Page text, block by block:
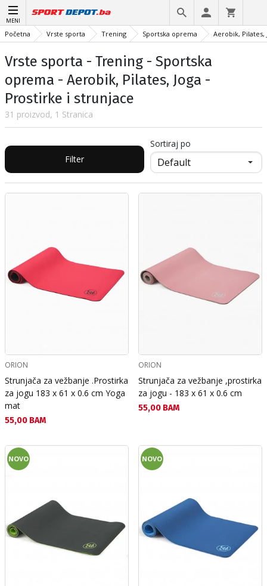
MENI
Početna Vrste sporta Trening Sportska oprema Aerobik, Pilates,
Vrste sporta - Trening - Sportska
oprema - Aerobik, Pilates, Joga -
Prostirke i strunjace
31 proizvod, 1 Stranica
Filter
Sortiraj po
ORION
Strunjača za vežbanje .Prostirka
za jogu 183 х 61 х 0.6 cm Yoga
mat
Текуща цена:
55,00 BAM
ORION
Strunjača za vežbanje ,prostirka
za jogu - 183 x 61 x 0.6 cm
Текуща цена:
55,00 BAM
NOVO NOVO